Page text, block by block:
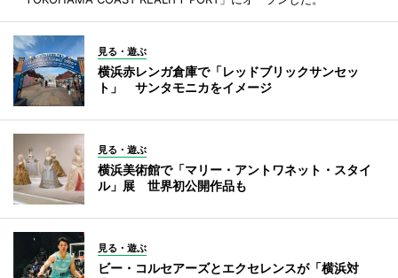
見る・遊ぶ
横浜赤レンガ倉庫で「レッドブリックサンセッ
ト」 サンタモニカをイメージ
見る・遊ぶ
横浜美術館で「マリー・アントワネット・スタイ
ル」展 世界初公開作品も
見る・遊ぶ
ビー・コルセアーズとエクセレンスが「横浜対